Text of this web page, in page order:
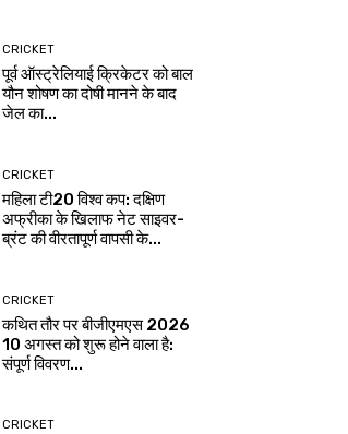
CRICKET
पूर्व ऑस्ट्रेलियाई क्रिकेटर को बाल
यौन शोषण का दोषी मानने के बाद
जेल का...
CRICKET
महिला टी20 विश्व कप: दक्षिण
अफ्रीका के खिलाफ नेट साइवर-
ब्रंट की वीरतापूर्ण वापसी के...
CRICKET
कथित तौर पर बीजीएमएस 2026
10 अगस्त को शुरू होने वाला है:
संपूर्ण विवरण...
CRICKET